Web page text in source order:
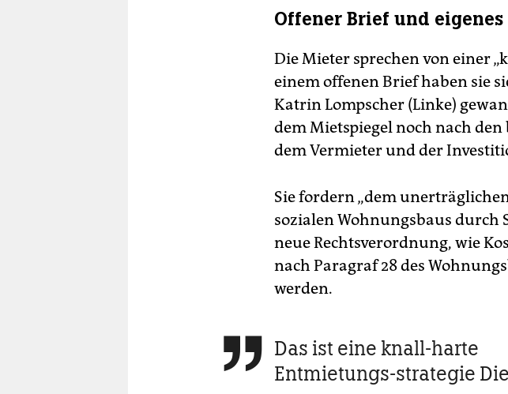
Offener Brief und eigenes
Die Mieter sprechen von einer
einem offenen Brief haben sie
Katrin Lompscher (Linke)
dem Mietspiegel noch nach
dem Vermieter und der
Sie fordern „dem
sozialen Wohnungsbaus durch
neue Rechtsverordnung, wie
nach Paragraf 28 des
werden.
 Das ist eine knall-harte
Entmietungs-strategie